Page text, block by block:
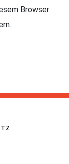
Browser